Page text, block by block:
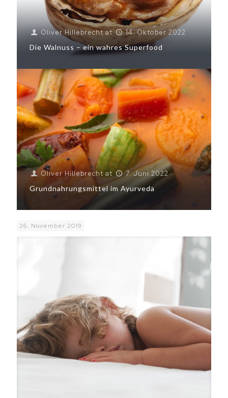
Oliver Hillebrecht at
14. Oktober 2022
Die Walnuss – ein wahres Superfood
Oliver Hillebrecht at
7. Juni 2022
Grundnahrungsmittel im Ayurveda
26. November 2019